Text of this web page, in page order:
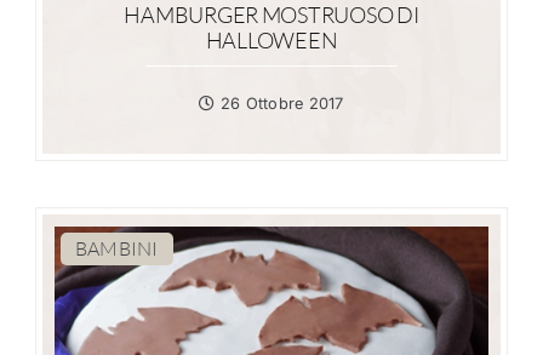
HAMBURGER MOSTRUOSO DI
HALLOWEEN
26 Ottobre 2017
BAMBINI